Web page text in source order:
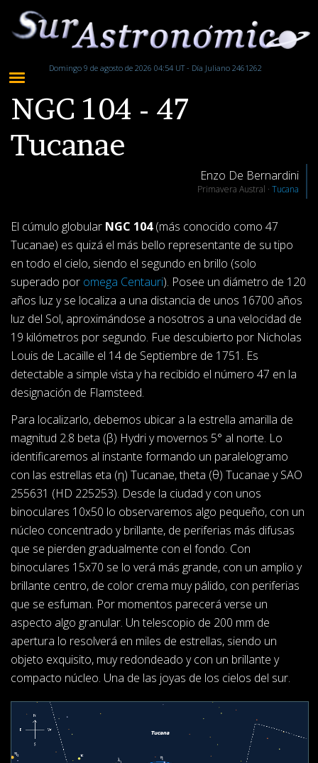
Domingo 9 de agosto de 2026 04:54 UT - Día Juliano 2461262
NGC 104 - 47
Tucanae
Enzo De Bernardini
Primavera Austral · Tucana
El cúmulo globular NGC 104(más conocido como 47
Tucanae) es quizá el más bello representante de su tipo
en todo el cielo, siendo el segundo en brillo (solo
superado por omega Centauri). Posee un diámetro de 120
años luz y se localiza a una distancia de unos 16700 años
luz del Sol, aproximándose a nosotros a una velocidad de
19 kilómetros por segundo. Fue descubierto por Nicholas
Louis de Lacaille el 14 de Septiembre de 1751. Es
detectable a simple vista y ha recibido el número 47 en la
designación de Flamsteed.
Para localizarlo, debemos ubicar a la estrella amarilla de
magnitud 2.8 beta (β) Hydri y movernos 5° al norte. Lo
identificaremos al instante formando un paralelogramo
con las estrellas eta (η) Tucanae, theta (θ) Tucanae y SAO
255631 (HD 225253). Desde la ciudad y con unos
binoculares 10x50 lo observaremos algo pequeño, con un
núcleo concentrado y brillante, de periferias más difusas
que se pierden gradualmente con el fondo. Con
binoculares 15x70 se lo verá más grande, con un amplio y
brillante centro, de color crema muy pálido, con periferias
que se esfuman. Por momentos parecerá verse un
aspecto algo granular. Un telescopio de 200 mm de
apertura lo resolverá en miles de estrellas, siendo un
objeto exquisito, muy redondeado y con un brillante y
compacto núcleo. Una de las joyas de los cielos del sur.